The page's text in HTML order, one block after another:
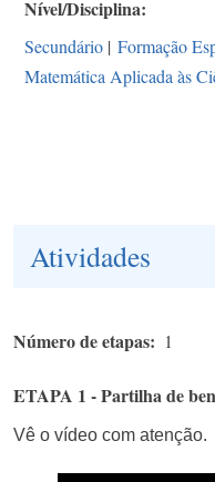
Nível/Disciplina
Secundário | Formação
Matemática Aplicada às
Atividades
Número de etapas 1
ETAPA 1 - Partilha de
Vê o vídeo com atenção.